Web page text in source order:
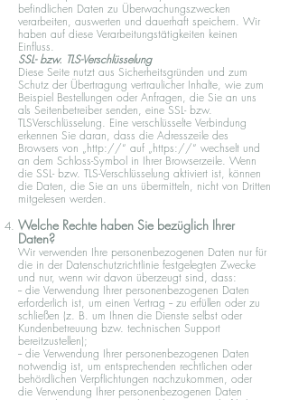
befindlichen Daten zu Überwachungszwecken
verarbeiten, auswerten und dauerhaft speichern. Wir
haben auf diese Verarbeitungstätigkeiten keinen
Einfluss.
SSL- bzw. TLS-Verschlüsselung
Diese Seite nutzt aus Sicherheitsgründen und zum
Schutz der Übertragung vertraulicher Inhalte, wie zum
Beispiel Bestellungen oder Anfragen, die Sie an uns
als Seitenbetreiber senden, eine SSL- bzw.
TLSVerschlüsselung. Eine verschlüsselte Verbindung
erkennen Sie daran, dass die Adresszeile des
Browsers von „http://“ auf „https://“ wechselt und
an dem Schloss-Symbol in Ihrer Browserzeile. Wenn
die SSL- bzw. TLS-Verschlüsselung aktiviert ist, können
die Daten, die Sie an uns übermitteln, nicht von Dritten
mitgelesen werden.
Welche Rechte haben Sie bezüglich Ihrer
Daten?
Wir verwenden Ihre personenbezogenen Daten nur für
die in der Datenschutzrichtlinie festgelegten Zwecke
und nur, wenn wir davon überzeugt sind, dass:
-- die Verwendung Ihrer personenbezogenen Daten
erforderlich ist, um einen Vertrag -- zu erfüllen oder zu
schließen (z. B. um Ihnen die Dienste selbst oder
Kundenbetreuung bzw. technischen Support
bereitzustellen);
-- die Verwendung Ihrer personenbezogenen Daten
notwendig ist, um entsprechenden rechtlichen oder
behördlichen Verpflichtungen nachzukommen, oder
die Verwendung Ihrer personenbezogenen Daten